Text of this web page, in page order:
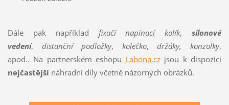
Dále pak například fixačí napínací kolík,silonové
vedení, distanční podložky, kolečko,držáky, konzolky,
apod.. Na partnerském eshopu Labona.cz jsou k dispozici
nejčastějšínáhradní díly včetně názorných obrázků.